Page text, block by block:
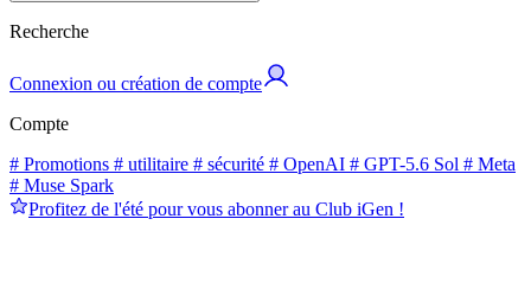
Recherche
Connexion ou création de compte
Compte
# Promotions # utilitaire # sécurité # OpenAI # GPT-5.6 Sol # Meta
# Muse Spark
Profitez de l'été pour vous abonner au Club iGen !